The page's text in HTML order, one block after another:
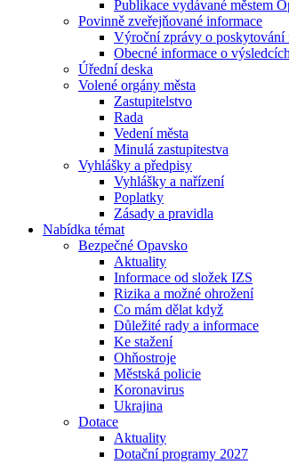
Publikace vydávané městem
Povinně zveřejňované informace
Výroční zprávy o poskytování
Obecné informace o
Úřední deska
Volené orgány města
Zastupitelstvo
Rada
Vedení města
Minulá zastupitestva
Vyhlášky a předpisy
Vyhlášky a nařízení
Poplatky
Zásady a pravidla
Nabídka témat
Bezpečné Opavsko
Aktuality
Informace od složek IZS
Rizika a možné ohrožení
Co mám dělat když
Důležité rady a informace
Ke stažení
Ohňostroje
Městská policie
Koronavirus
Ukrajina
Dotace
Aktuality
Dotační programy 2027